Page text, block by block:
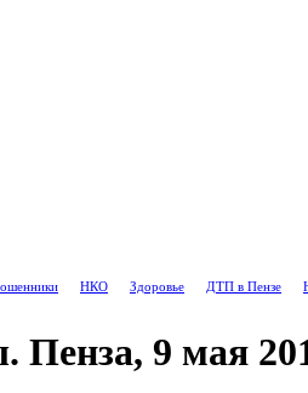
НКО Здоровье ДТП в Пензе
Пенза, 9 мая